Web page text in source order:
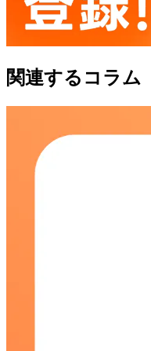
関連するコラム